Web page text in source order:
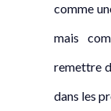
comme
mais
remettre
dans les